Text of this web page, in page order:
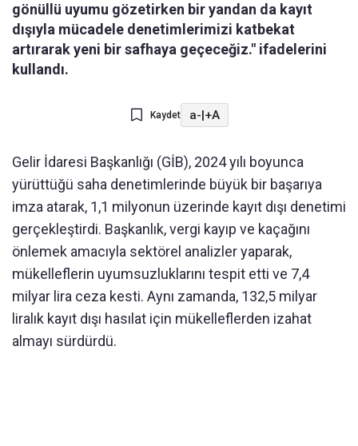
gönüllü uyumu gözetirken bir yandan da kayıt
dışıyla mücadele denetimlerimizi katbekat
artırarak yeni bir safhaya geçeceğiz." ifadelerini
kullandı.
Kaydet a-|+A
Gelir İdaresi Başkanlığı (GİB), 2024 yılı boyunca
yürüttüğü saha denetimlerinde büyük bir başarıya
imza atarak, 1,1 milyonun üzerinde kayıt dışı denetimi
gerçekleştirdi. Başkanlık, vergi kayıp ve kaçağını
önlemek amacıyla sektörel analizler yaparak,
mükelleflerin uyumsuzluklarını tespit etti ve 7,4
milyar lira ceza kesti. Aynı zamanda, 132,5 milyar
liralık kayıt dışı hasılat için mükelleflerden izahat
almayı sürdürdü.